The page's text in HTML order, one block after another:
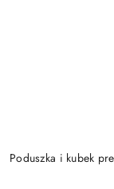
Poduszka i kubek